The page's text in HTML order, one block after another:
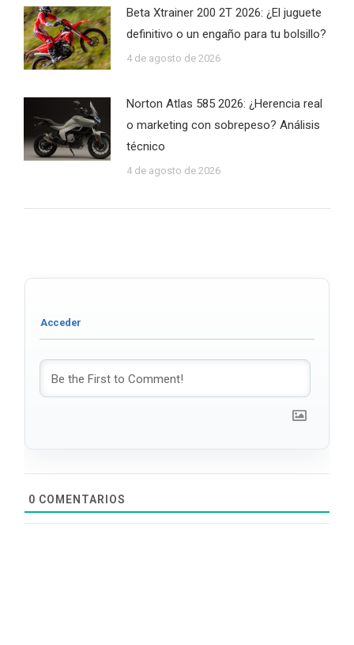
Beta Xtrainer 200 2T 2026: ¿El juguete
definitivo o un engaño para tu bolsillo?
4 de agosto de 2026
Norton Atlas 585 2026: ¿Herencia real
o marketing con sobrepeso? Análisis
técnico
4 de agosto de 2026
0 COMENTARIOS